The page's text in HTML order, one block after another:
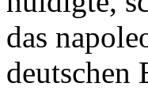
das
deutschen